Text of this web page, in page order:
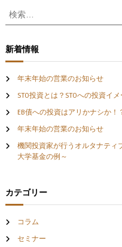
ビ
ゲ
ー
シ
ョ
ン
検
索
象
:
新着情報
年末年始の営業のお知らせ
STO投資とは？STOへの投資イ
EB債への投資はアリかナシか！
年末年始の営業のお知らせ
機関投資家が行うオルタナティ
大学基金の例～
カテゴリー
コラム
セミナー